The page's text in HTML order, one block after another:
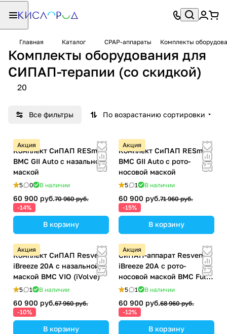
Главная Каталог CPAP-аппараты Комплекты
Комплекты оборудования для
СИПАП-терапии (со скидкой)
20
Все фильтры По возрастанию сортировки
Акция
Комплект СиПАП RESmart
BMC GII Auto с назальной
маской
5 0 В наличии
60 900 руб.70 960 руб.
-14%
В корзину
Акция
Комплект СиПАП RESmart
BMC GII Auto с рото-
носовой маской
5 1 В наличии
60 900 руб.71 960 руб.
-15%
В корзину
Акция
Комплект СиПАП Resvent
iBreeze 20A с назальной
маской BMC VIO (iVolve)
5 1 В наличии
60 900 руб.67 960 руб.
-10%
В корзину
Акция
СиПАП-аппарат Resvent
iBreeze 20A с рото-
носовой маской BMC Full
Face
5 1 В наличии
60 900 руб.68 960 руб.
-12%
В корзину